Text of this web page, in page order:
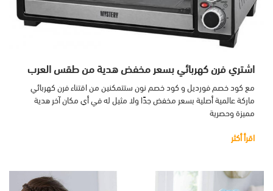
اشتري فرن كهربائي بسعر مخفض هدية من طقس العرب
مع كود خصم فورديل و كود خصم نون ستتمكنين من اقتناء فرن كهربائي
ماركة عالمية أصلية بسعر مخفض جدًا ولا مثيل له في أي مكان آخر هدية
مميزة وحصرية
اقرأ أكثر